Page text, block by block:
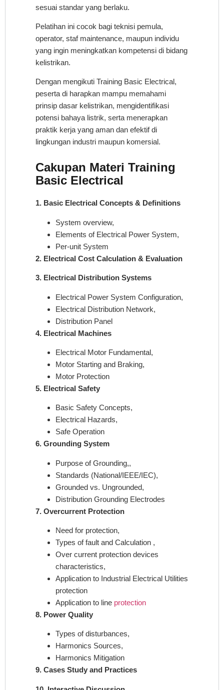
sesuai standar yang berlaku.
Pelatihan ini cocok bagi teknisi pemula,
operator, staf maintenance, maupun individu
yang ingin meningkatkan kompetensi di bidang
kelistrikan.
Dengan mengikuti Training Basic Electrical,
peserta di harapkan mampu memahami
prinsip dasar kelistrikan, mengidentifikasi
potensi bahaya listrik, serta menerapkan
praktik kerja yang aman dan efektif di
lingkungan industri maupun komersial.
Cakupan Materi Training
Basic Electrical
1. Basic Electrical Concepts & Definitions
System overview,
Elements of Electrical Power System,
Per-unit System
2. Electrical Cost Calculation & Evaluation
3. Electrical Distribution Systems
Electrical Power System Configuration,
Electrical Distribution Network,
Distribution Panel
4. Electrical Machines
Electrical Motor Fundamental,
Motor Starting and Braking,
Motor Protection
5. Electrical Safety
Basic Safety Concepts,
Electrical Hazards,
Safe Operation
6. Grounding System
Purpose of Grounding,,
Standards (National/IEEE/IEC),
Grounded vs. Ungrounded,
Distribution Grounding Electrodes
7. Overcurrent Protection
Need for protection,
Types of fault and Calculation ,
Over current protection devices
characteristics,
Application to Industrial Electrical Utilities
protection
Application to line protection
8. Power Quality
Types of disturbances,
Harmonics Sources,
Harmonics Mitigation
9. Cases Study and Practices